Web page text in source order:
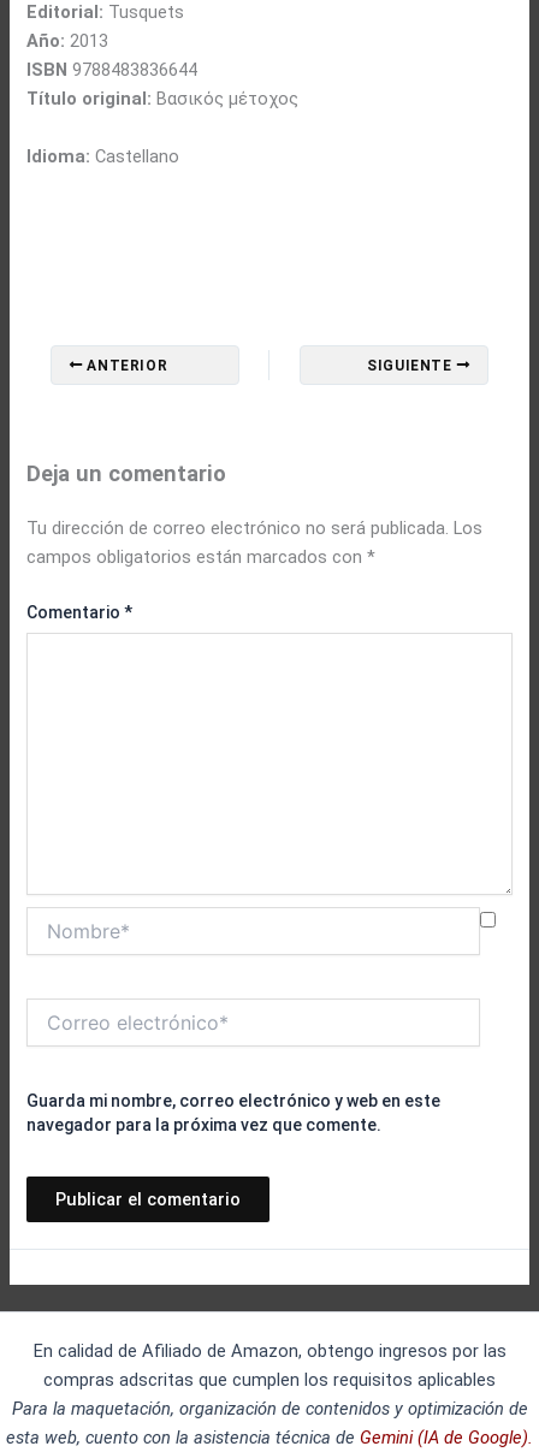
Editorial: Tusquets
Año: 2013
ISBN 9788483836644
Título original: Βασικός μέτοχος
Idioma: Castellano
ANTERIOR SIGUIENTE
Deja un comentario
Tu dirección de correo electrónico no será publicada. Los
campos obligatorios están marcados con*
Comentario*
electrónico*
Guarda mi nombre, correo electrónico y web en este
navegador para la próxima vez que comente.
En calidad de Afiliado de Amazon, obtengo ingresos por las
compras adscritas que cumplen los requisitos aplicables
Para la maquetación, organización de contenidos y optimización de
esta web, cuento con la asistencia técnica de Gemini (IA de Google).